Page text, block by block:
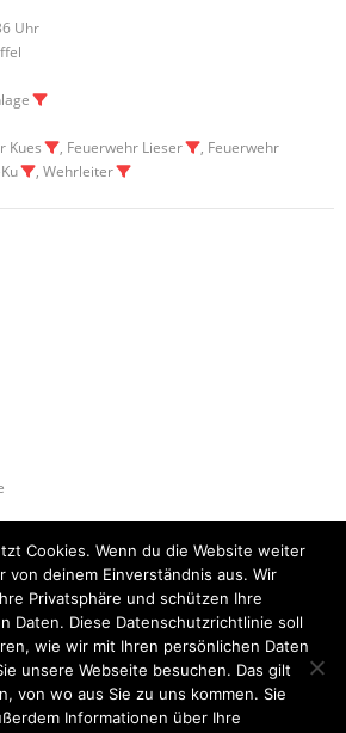
Uhr
Kues , Feuerwehr Lieser
, Feuerwehr
, Wehrleiter
H-2 UNTERSTÜTZUNG RETTUNGSDIENST
Cookies. Wenn du die Website weiter
von deinem Einverständnis aus. Wir
Privatsphäre und schützen Ihre
Daten. Diese Datenschutzrichtlinie soll
wie wir mit Ihren persönlichen Daten
unsere Webseite besuchen. Das gilt
von wo aus Sie zu uns kommen. Sie
Informationen über Ihre